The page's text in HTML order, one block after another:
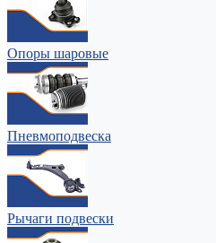
Опоры шаровые
Пневмоподвеска
Рычаги подвески